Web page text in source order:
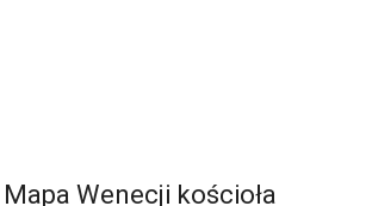
Mapa Wenecji kościoła